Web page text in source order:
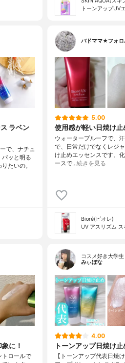
トーンアップUV
ラベン
で、ナチュ
パッと明る
たいの。
バドママ★フォ
5.00
使用感が軽い日焼け止
ウォータープルーフで、
で、日常だけでなくレジ
け止めエッセンスです。
ースで…続きを見る
Bioré(ビオレ)
UV アスリズム
に！
トロールで
コスメ好き大学生
みぃぽな
4.00
トーンアップ日焼け
【トーンアップ代表日焼